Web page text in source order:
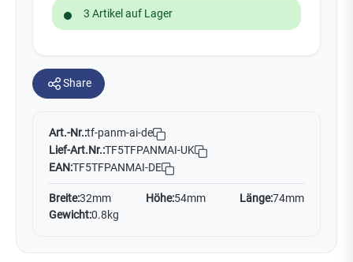
3 Artikel auf Lager
Share
Art.-Nr.:tf-panm-ai-de
Lief-Art.Nr.:TF5TFPANMAI-UK
EAN:TF5TFPANMAI-DE
Breite:32mm Höhe:54mm Länge:74mm
Gewicht:0.8kg